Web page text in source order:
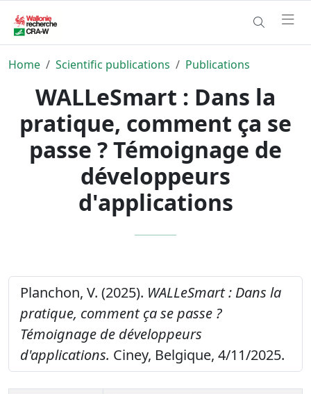
Home Scientific publications Publications
WALLeSmart : Dans la
pratique, comment ça se
passe ? Témoignage de
développeurs
d'applications
Planchon, V. (2025). WALLeSmart : Dans la
pratique, comment ça se passe ?
Témoignage de développeurs
d'applications. Ciney, Belgique, 4/11/2025.